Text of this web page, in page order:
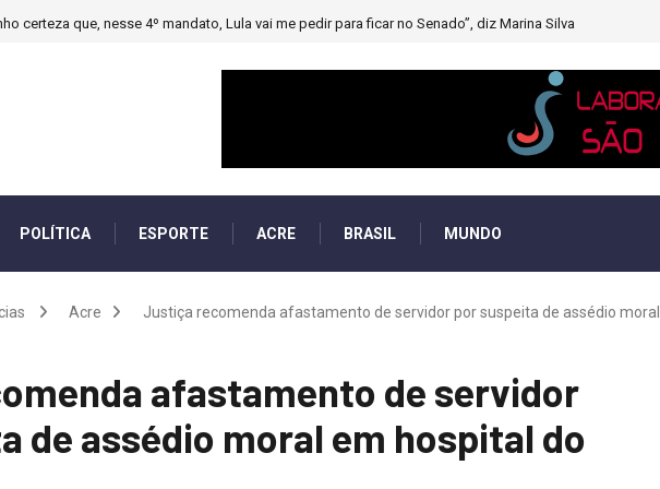
certeza que, nesse 4º mandato, Lula vai me pedir para ficar no Senado”, diz Marina Silva
POLÍTICA ESPORTE ACRE BRASIL MUNDO
Acre Justiça recomenda afastamento de servidor por suspeita de assédio moral
afastamento de servidor
de assédio moral em hospital do